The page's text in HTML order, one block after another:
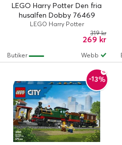
LEGO Harry Potter Den fria
husalfen Dobby 76469
LEGO Harry Potter
269 kr
319 kr
Webb
Butiker
-13%